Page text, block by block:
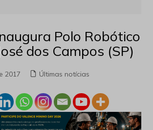
Polo Robótico
dos Campos (SP)
2017 Últimas notícias